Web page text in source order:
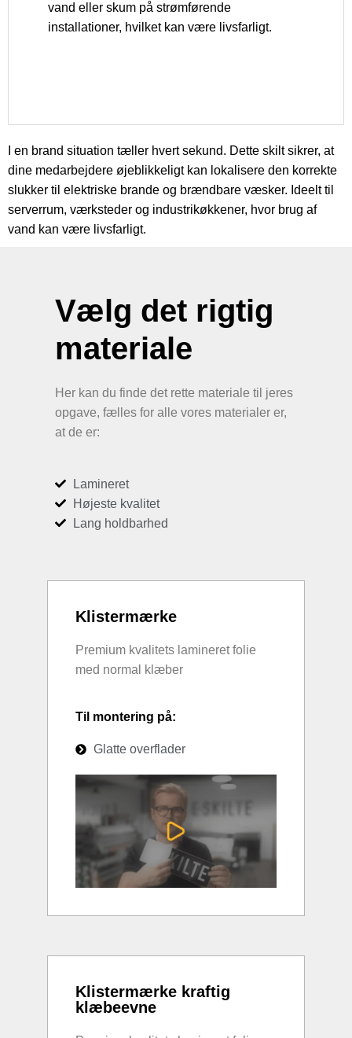
vand eller skum på strømførende
installationer, hvilket kan være livsfarligt.
I en brand situation tæller hvert sekund. Dette skilt sikrer, at
dine medarbejdere øjeblikkeligt kan lokalisere den korrekte
slukker til elektriske brande og brændbare væsker. Ideelt til
serverrum, værksteder og industrikøkkener, hvor brug af
vand kan være livsfarligt.
Vælg det rigtig
materiale
Her kan du finde det rette materiale til jeres
opgave, fælles for alle vores materialer er,
at de er:
Lamineret
Højeste kvalitet
Lang holdbarhed
Klistermærke
Premium kvalitets lamineret folie
med normal klæber
Til montering på:
Glatte overflader
Klistermærke kraftig
klæbeevne